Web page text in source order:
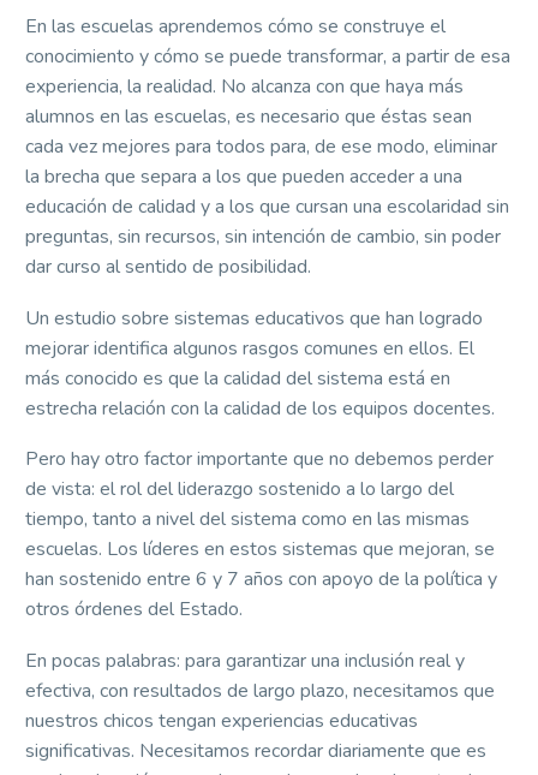
En las escuelas aprendemos cómo se construye el
conocimiento y cómo se puede transformar, a partir de esa
experiencia, la realidad. No alcanza con que haya más
alumnos en las escuelas, es necesario que éstas sean
cada vez mejores para todos para, de ese modo, eliminar
la brecha que separa a los que pueden acceder a una
educación de calidad y a los que cursan una escolaridad sin
preguntas, sin recursos, sin intención de cambio, sin poder
dar curso al sentido de posibilidad.
Un estudio sobre sistemas educativos que han logrado
mejorar identifica algunos rasgos comunes en ellos. El
más conocido es que la calidad del sistema está en
estrecha relación con la calidad de los equipos docentes.
Pero hay otro factor importante que no debemos perder
de vista: el rol del liderazgo sostenido a lo largo del
tiempo, tanto a nivel del sistema como en las mismas
escuelas. Los líderes en estos sistemas que mejoran, se
han sostenido entre 6 y 7 años con apoyo de la política y
otros órdenes del Estado.
En pocas palabras: para garantizar una inclusión real y
efectiva, con resultados de largo plazo, necesitamos que
nuestros chicos tengan experiencias educativas
significativas. Necesitamos recordar diariamente que es